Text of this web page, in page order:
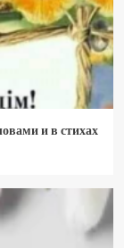
и в стихах